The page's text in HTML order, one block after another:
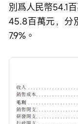
別爲人民幣54.1
45.8百萬元，分
7.9%。